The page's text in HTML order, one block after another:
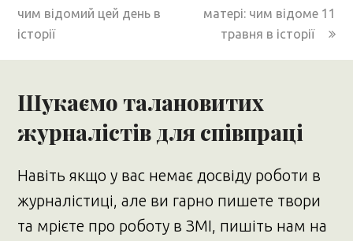
чим відомий цей день в
історії
матері: чим відоме 11
травня в історії
Шукаємо талановитих
журналістів для співпраці
Навіть якщо у вас немає досвіду роботи в
журналістиці, але ви гарно пишете твори
та мрієте про роботу в ЗМІ, пишіть нам на